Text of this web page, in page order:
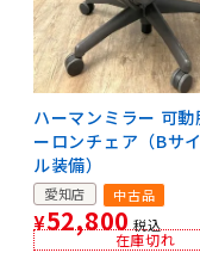
ハーマンミラー 可動
ーロンチェア（Bサ
ル装備）
愛知店 中古品
¥52,800 税込
在庫切れ